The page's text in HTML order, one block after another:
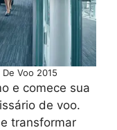
Voo 2015
e comece sua
de voo.
transformar